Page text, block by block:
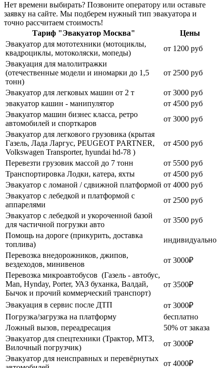
Нет времени выбирать? Позвоните оператору или оставьте
заявку на сайте. Мы подберем нужный тип эвакуатора и
точно рассчитаем стоимость!
Тариф "Эвакуатор Москва"
Цены
Эвакуатор для мототехники (мотоциклы,
квадроциклы, мотоколяски, мопеды)
от 1200 руб
Эвакуация для малолитражки
(отечественные модели и иномарки до 1,5
тонн)
от 2500 руб
Эвакуатор для легковых машин от 2 т
от 3000 руб
эвакуатор кашин - манипулятор
от 4500 руб
Эвакуатор машин бизнес класса, ретро
автомобилей и спорткаров
от 3000 руб
Эвакуатор для легкового грузовика (крытая
Газель, Лада Ларгус, PEUGEOT PARTNER,
Volkswagen Transporter, hyundai hd-78 )
от 4500 руб
Перевезти грузовик массой до 7 тонн
от 5500 руб
Транспортировка Лодки, катера, яхты
от 4500 руб
Эвакуатор c ломаной / сдвижной платформой от 4000 руб
Эвакуатор с лебедкой и платформой с
аппарелями
от 2500 руб
Эвакуатор с лебедкой и укороченной базой
для частичной погрузки авто
от 3500 руб
Помощь на дороге (прикурить, доставка
топлива)
индивидуально
Перевозка внедорожников, джипов,
вездеходов, минивенов
от 3000₽
Перевозка микроавтобусов (Газель - автобус,
Man, Hynday, Porter, УАЗ буханка, Валдай,
Бычок и прочий коммерческий транспорт)
от 3500₽
Эвакуация в сервис после ДТП
от 3000₽
Погрузка/загрузка на платформу
бесплатно
Ложный вызов, переадресация
50% от заказа
Эвакуатор для спецтехники (Трактор, МТЗ,
Вилочный погрузчик)
от 3000₽
Эвакуатор для неисправных и перевёрнутых
от 4000₽